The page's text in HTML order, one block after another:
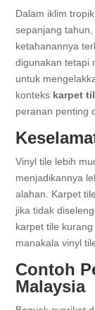
Dalam iklim
sepanjang
ketahanannya
digunakan tetapi
untuk
konteks karpet
peranan penting
Vinyl tile lebih
menjadikannya
alahan. Karpet
jika tidak
karpet tile
manakala vinyl
Contoh
Malaysia